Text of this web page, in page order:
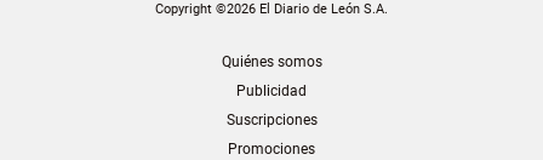
Copyright ©2026 El Diario de León S.A.
Quiénes somos
Publicidad
Suscripciones
Promociones